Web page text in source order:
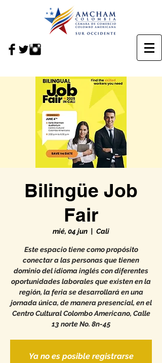
Bilingüe Job
Fair
mié, 04 jun
  |
Cali
Este espacio tiene como propósito
conectar a las personas que tienen
dominio del idioma inglés con diferentes
oportunidades laborales que existen en la
región, la feria se desarrollará en una
jornada única, de manera presencial, en el
Centro Cultural Colombo Americano, Calle
13 norte No. 8n-45
Ya no es posible registrarse